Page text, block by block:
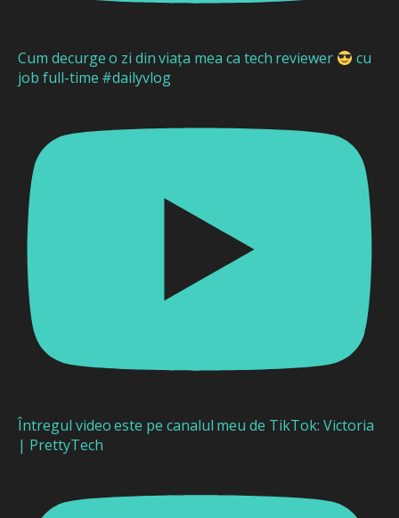
Cum decurge o zi din viața mea ca tech reviewer
cu
job full-time #dailyvlog
Întregul video este pe canalul meu de TikTok: Victoria
| PrettyTech